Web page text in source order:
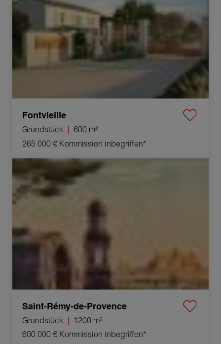
Fontvieille
Grundstück
600 m²
265 000 € Kommission inbegriffen*
Verkauf Grundstück Saint-Rémy-de-Provence 1200 m²
Saint-Rémy-de-Provence
Grundstück
1200 m²
600 000 € Kommission inbegriffen*